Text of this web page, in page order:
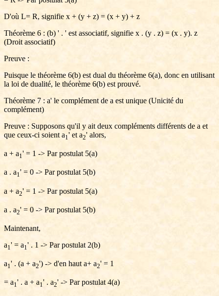
D'où L= R, signifie x + (y + z) = (x + y) + z
Théorème 6 : (b) ' . ' est associatif, signifie x . (y . z) = (x . y). z
(Droit associatif)
Preuve :
Puisque le théorème 6(b) est dual du théorème 6(a), donc en utilisant
la loi de dualité, le théorème 6(b) est prouvé.
Théorème 7 : a' le complément de a est unique (Unicité du
complément)
Preuve : Supposons qu'il y ait deux compléments différents de a et
que ceux-ci soient a1' et a2' alors,
a + a1' = 1 -> Par postulat 5(a)
a . a1' = 0 -> Par postulat 5(b)
a + a2' = 1 -> Par postulat 5(a)
a . a2' = 0 -> Par postulat 5(b)
Maintenant,
a1' = a1' . 1 -> Par postulat 2(b)
a1' . (a + a2') -> d'en haut a+ a2' = 1
= a1' . a + a1' . a2' -> Par postulat 4(a)